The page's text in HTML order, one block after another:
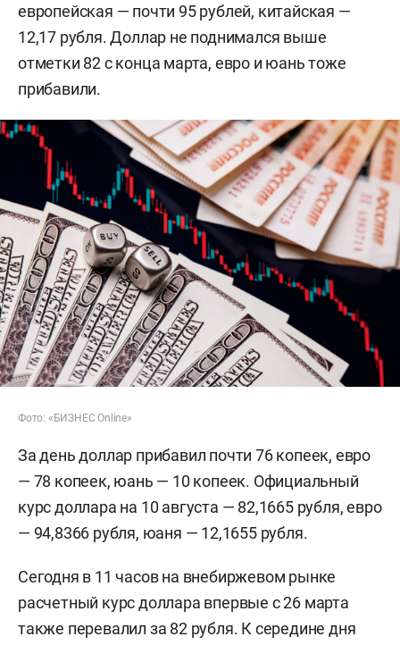
европейская — почти 95 рублей, китайская —
12,17 рубля. Доллар не поднимался выше
отметки 82 с конца марта, евро и юань тоже
прибавили.
Фото: «БИЗНЕС Online»
За день доллар прибавил почти 76 копеек, евро
— 78 копеек, юань — 10 копеек. Официальный
курс доллара на 10 августа — 82,1665 рубля, евро
— 94,8366 рубля, юаня — 12,1655 рубля.
Сегодня в 11 часов на внебиржевом рынке
расчетный курс доллара впервые с 26 марта
также перевалил за 82 рубля. К середине дня